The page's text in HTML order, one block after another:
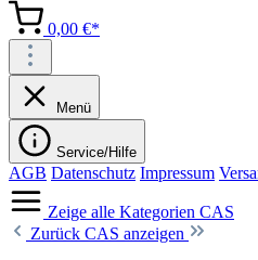
0,00 €*
Menü
Service/Hilfe
AGB Datenschutz Impressum
Zeige alle Kategorien CAS
Zurück CAS anzeigen